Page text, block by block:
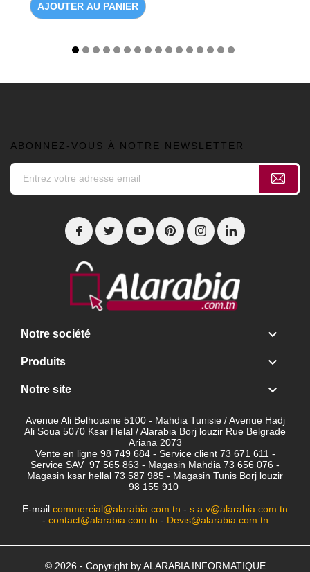
AJOUTER AU PANIER
ABONNEZ-VOUS À NOTRE NEWSLETTER
Notre société 
Produits 
Notre site 
Avenue Ali Belhouane 5100 - Mahdia Tunisie / Avenue Hadj
Ali Soua 5070 Ksar Helal / Alarabia Borj louzir Rue Belgrade
Ariana 2073
Vente en ligne 98 749 684 - Service client 73 671 611 -
Service SAV 97 565 863 - Magasin Mahdia 73 656 076 -
Magasin ksar hellal 73 587 985 - Magasin Tunis Borj louzir
98 155 910
E-mail commercial@alarabia.com.tn - s.a.v@alarabia.com.tn
- contact@alarabia.com.tn - Devis@alarabia.com.tn
© 2026 - Copyright by ALARABIA INFORMATIQUE